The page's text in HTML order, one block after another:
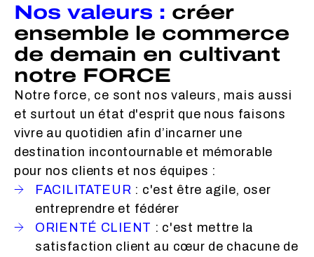
Nos valeurs : créer
ensemble le commerce
de demain en cultivant
notre FORCE
Notre force, ce sont nos valeurs, mais aussi
et surtout un état d'esprit que nous faisons
vivre au quotidien afin d’incarner une
destination incontournable et mémorable
pour nos clients et nos équipes :
FACILITATEUR : c'est être agile, oser
entreprendre et fédérer
ORIENTÉ CLIENT : c'est mettre la
satisfaction client au cœur de chacune de